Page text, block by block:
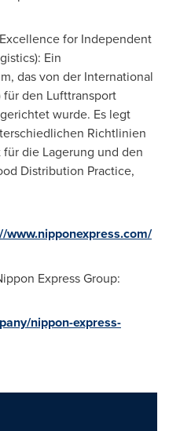
for Independent
Ein
das von der International
für den Lufttransport
wurde. Es legt
Richtlinien
die Lagerung und den
Distribution Practice,
www.nipponexpress.com/
Express Group:
nippon-express-